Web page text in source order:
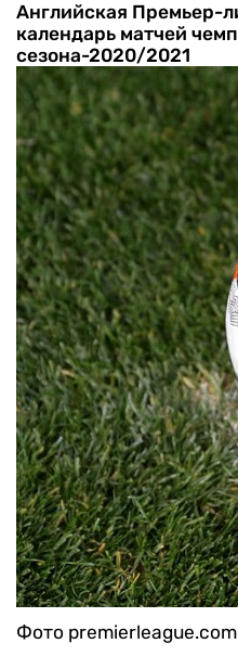
Английская Премьер-
календарь матчей
сезона-2020/2021
Фото premierleague.com